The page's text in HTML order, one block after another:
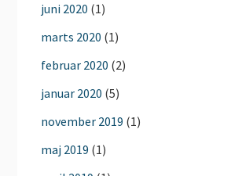
juni 2020 (1)
marts 2020 (1)
februar 2020 (2)
januar 2020 (5)
november 2019 (1)
maj 2019 (1)